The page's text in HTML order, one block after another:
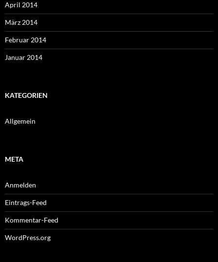
April 2014
März 2014
Februar 2014
Januar 2014
KATEGORIEN
Allgemein
META
Anmelden
Eintrags-Feed
Kommentar-Feed
WordPress.org